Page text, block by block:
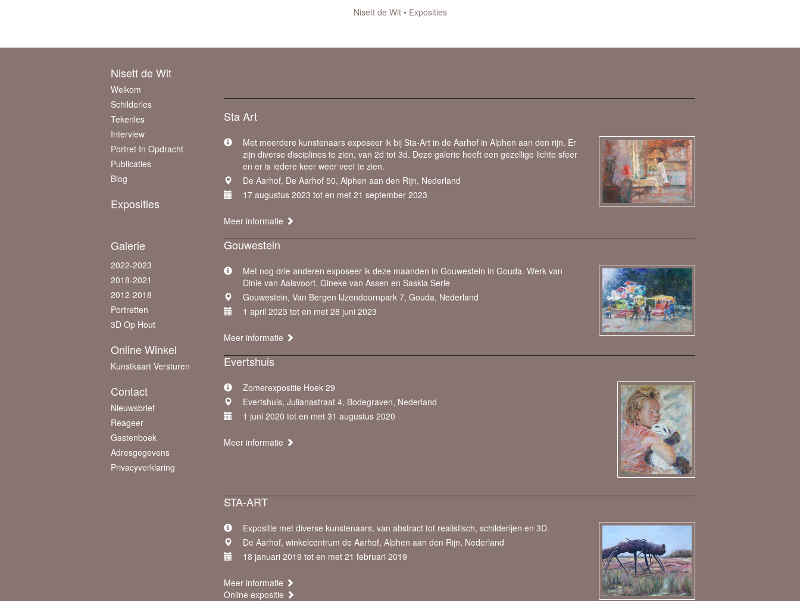
Nisett de Wit
Exposities
Sta Art
Met meerdere kunstenaars exposeer ik bij Sta-Art in de Aarhof in Alphen aan den rijn. Er
zijn diverse disciplines te zien, van 2d tot 3d. Deze galerie heeft een gezellige lichte sfeer
en er is iedere keer weer veel te zien.
De Aarhof, De Aarhof 50, Alphen aan den Rijn, Nederland
17 augustus 2023 tot en met 21 september 2023
Meer informatie
Gouwestein
Met nog drie anderen exposeer ik deze maanden in Gouwestein in Gouda. Werk van
Dinie van Aalsvoort, Gineke van Assen en Saskia Serle
Gouwestein, Van Bergen IJzendoornpark 7, Gouda, Nederland
1 april 2023 tot en met 28 juni 2023
Meer informatie
Evertshuis
Zomerexpositie Hoek 29
Evertshuis, Julianastraat 4, Bodegraven, Nederland
1 juni 2020 tot en met 31 augustus 2020
Meer informatie
STA-ART
Expositie met diverse kunstenaars, van abstract tot realistisch, schilderijen en 3D.
De Aarhof, winkelcentrum de Aarhof, Alphen aan den Rijn, Nederland
18 januari 2019 tot en met 21 februari 2019
Meer informatie
Online expositie
Nisett de Wit
Welkom
Schilderles
Tekenles
Interview
Portret In Opdracht
Publicaties
Blog
Exposities
Galerie
2022-2023
2018-2021
2012-2018
Portretten
3D Op Hout
Online Winkel
Kunstkaart Versturen
Contact
Nieuwsbrief
Reageer
Gastenboek
Adresgegevens
Privacyverklaring